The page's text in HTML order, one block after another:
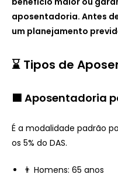
aposentadoria. Antes
um planejamento
⌛ Tipos de
🟩 Aposentadoria
É a modalidade padrão
os 5% do DAS.
👨 Homens: 65 anos